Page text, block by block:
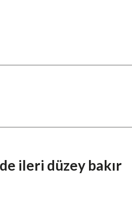
ileri düzey bakır